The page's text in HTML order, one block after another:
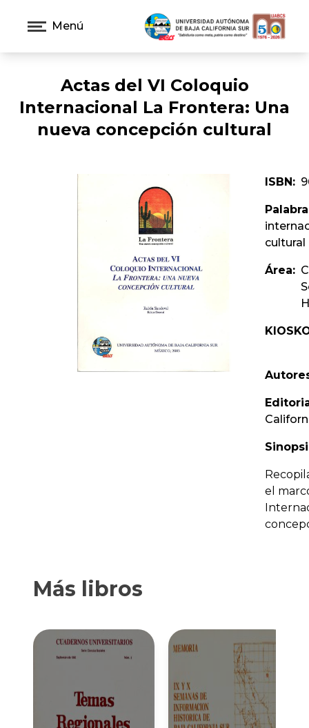
Menú
Actas del VI Coloquio
Internacional La Frontera: Una
nueva concepción cultural
ISBN:
cultural
Área:
el
Más libros